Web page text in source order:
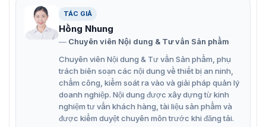
Barrier tự động Magnet CEA430T
Công ty chúng tôi giới thiệu đến bạn 1 thêm model đến từ
TÁC GIẢ
Hồng Nhung
Chuyên viên Nội dung & Tư vấn Sản phẩm
Chuyên viên Nội dung & Tư vấn Sản phẩm, phụ
trách biên soạn các nội dung về thiết bị an ninh,
chấm công, kiểm soát ra vào và giải pháp quản lý
doanh nghiệp. Nội dung được xây dựng từ kinh
nghiệm tư vấn khách hàng, tài liệu sản phẩm và
được kiểm duyệt chuyên môn trước khi đăng tải.